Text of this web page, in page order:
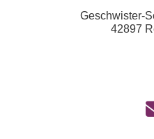
Geschwister-
42897